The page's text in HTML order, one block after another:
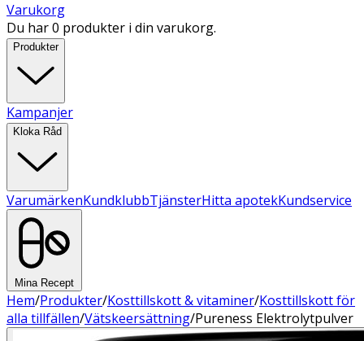
Varukorg
Du har 0 produkter i din varukorg.
Produkter
Kampanjer
Kloka Råd
VarumärkenKundklubbTjänsterHitta apotekKundservice
Mina Recept
Hem/Produkter/Kosttillskott & vitaminer/Kosttillskott för
alla tillfällen/Vätskeersättning/Pureness Elektrolytpulver